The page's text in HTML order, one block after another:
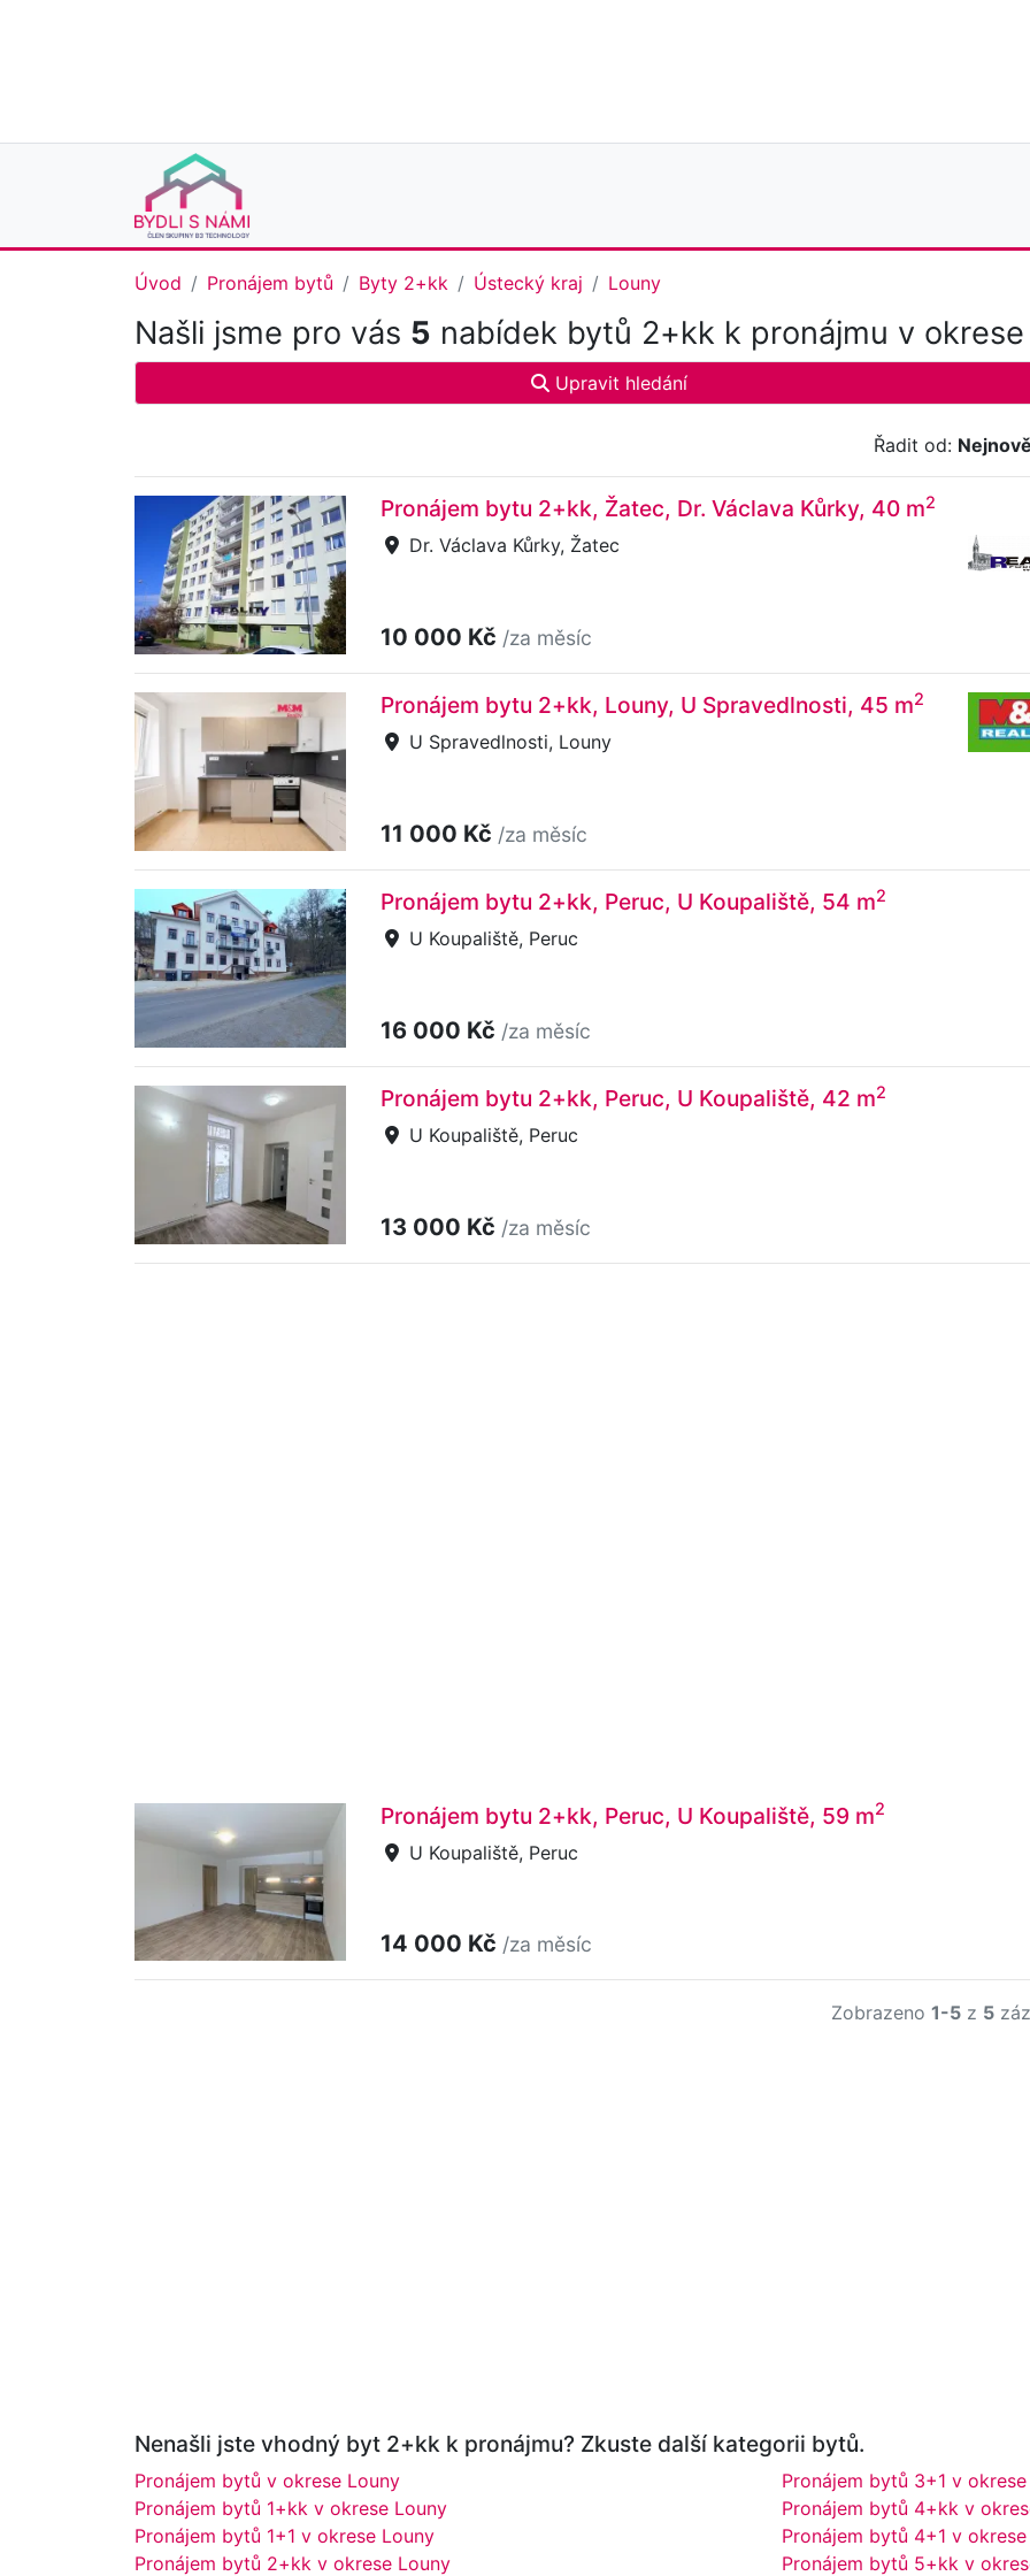
Úvod Pronájem bytů Byty 2+kk Ústecký kraj Louny
Našli jsme pro vás 5 nabídek bytů 2+kk k pronájmu v okrese
Upravit hledání
Řadit od:
Pronájem bytu 2+kk, Žatec, Dr. Václava Kůrky, 40 m2
Dr. Václava Kůrky, Žatec
10 000 Kč /za měsíc
Pronájem bytu 2+kk, Louny, U Spravedlnosti, 45 m2
U Spravedlnosti, Louny
11 000 Kč /za měsíc
Pronájem bytu 2+kk, Peruc, U Koupaliště, 54 m2
U Koupaliště, Peruc
16 000 Kč /za měsíc
Pronájem bytu 2+kk, Peruc, U Koupaliště, 42 m2
U Koupaliště, Peruc
13 000 Kč /za měsíc
Pronájem bytu 2+kk, Peruc, U Koupaliště, 59 m2
U Koupaliště, Peruc
14 000 Kč /za měsíc
Zobrazeno 1-5 z 5
Nenašli jste vhodný byt 2+kk k pronájmu? Zkuste další kategorii bytů.
Pronájem bytů v okrese Louny
Pronájem bytů 1+kk v okrese Louny
Pronájem bytů 1+1 v okrese Louny
Pronájem bytů 2+kk v okrese Louny
Pronájem bytů 3+1 v
Pronájem bytů 4+kk v
Pronájem bytů 4+1 v
Pronájem bytů 5+kk v